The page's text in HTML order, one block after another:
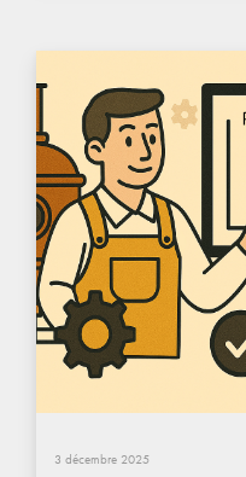
3 décembre 2025